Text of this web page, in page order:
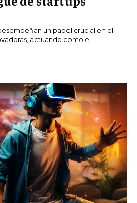
un papel crucial en el
actuando como el